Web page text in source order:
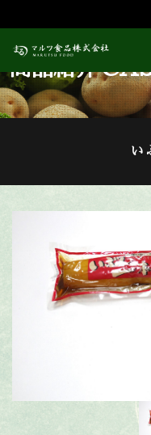
商品紹介
い